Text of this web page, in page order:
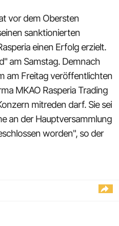
vor dem Obersten
sanktionierten
einen Erfolg erzielt.
am Samstag. Demnach
am Freitag veröffentlichten
MKAO Rasperia Trading
mitreden darf. Sie sei
an der Hauptversammlung
worden", so der